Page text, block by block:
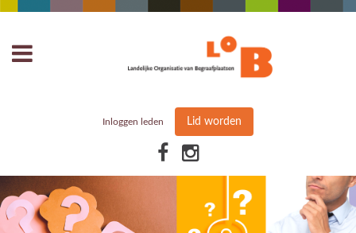
Inloggen leden Lid worden